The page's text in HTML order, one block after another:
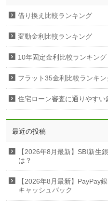
借り換え比較ランキング
変動金利比較ランキング
10年固定金利比較ランキング
フラット35金利比較ランキン
住宅ローン審査に通りやすい
最近の投稿
【2026年8月最新】SBI新生
は？
【2026年8月最新】PayPay
キャッシュバック